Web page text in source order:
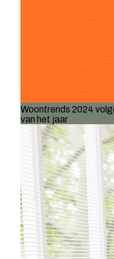
Woontrends 2024
van het jaar